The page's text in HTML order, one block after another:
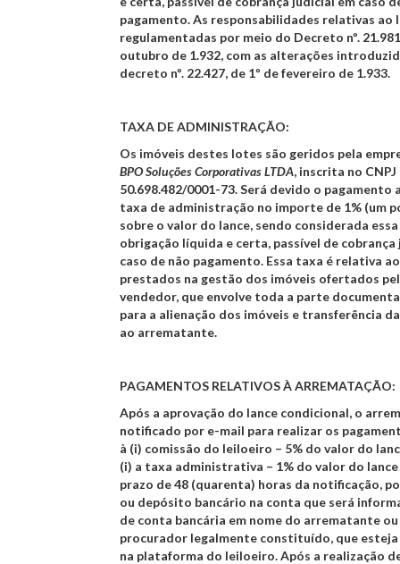
pagamento. As responsabilidades relativas ao
regulamentadas por meio do Decreto nº.
outubro de 1.932, com as alterações
decreto nº. 22.427, de 1º de fevereiro de 1.933.
TAXA DE ADMINISTRAÇÃO:
Os imóveis destes lotes são geridos pela
BPO Soluções Corporativas LTDA, inscrita no CNPJ
50.698.482/0001-73. Será devido o
taxa de administração no importe de 1% (um
sobre o valor do lance, sendo considerada essa
obrigação líquida e certa, passível de cobrança
caso de não pagamento. Essa taxa é relativa
prestados na gestão dos imóveis ofertados
vendedor, que envolve toda a parte
para a alienação dos imóveis e transferência
ao arrematante.
PAGAMENTOS RELATIVOS À ARREMATAÇÃO:
Após a aprovação do lance condicional, o
notificado por e-mail para realizar os
à (i) comissão do leiloeiro – 5% do valor do
(i) a taxa administrativa – 1% do valor do
prazo de 48 (quarenta) horas da notificação,
ou depósito bancário na conta que será
de conta bancária em nome do arrematante ou
procurador legalmente constituído, que
na plataforma do leiloeiro. Após a realização